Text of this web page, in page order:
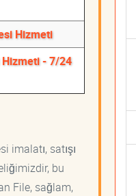
Hizmeti
- 7/24
imalatı, satışı
bu
File, sağlam,